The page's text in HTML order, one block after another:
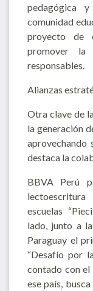
pedagógica
comunidad
proyecto de
promover la
responsables.
Alianzas
Otra clave de
la generación
aprovechando
destaca la
BBVA Perú
escuelas
lado, junto a
Paraguay el
“Desafío por
contado con el
ese país,